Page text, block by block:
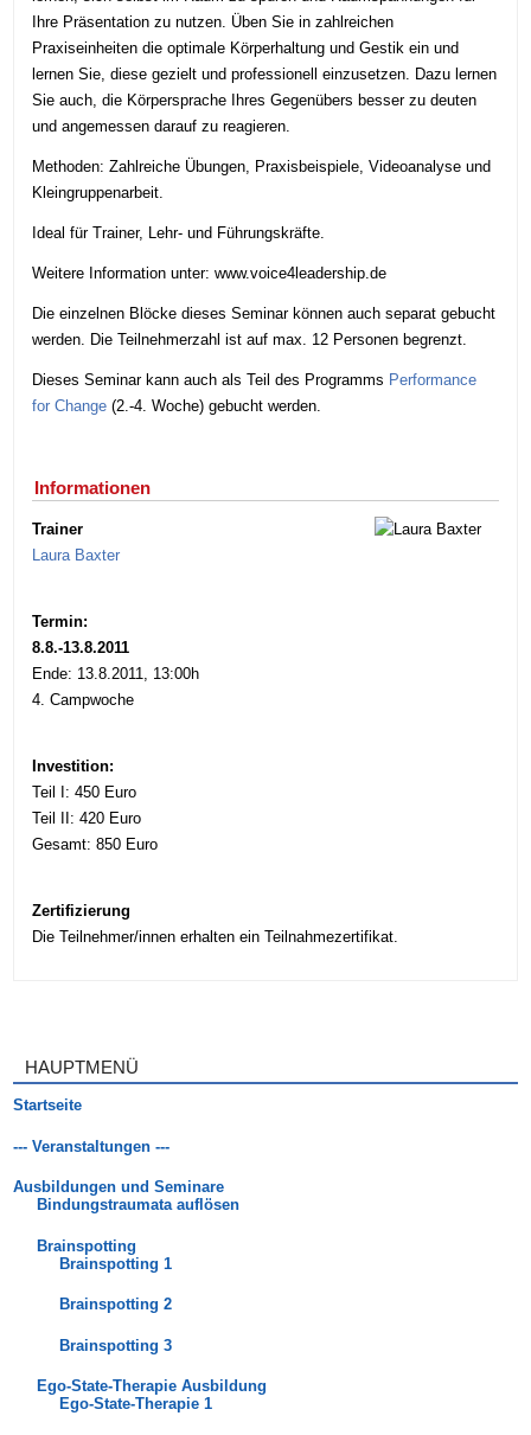
Ihre Präsentation zu nutzen. Üben Sie in zahlreichen
Praxiseinheiten die optimale Körperhaltung und Gestik ein und
lernen Sie, diese gezielt und professionell einzusetzen. Dazu lernen
Sie auch, die Körpersprache Ihres Gegenübers besser zu deuten
und angemessen darauf zu reagieren.
Methoden: Zahlreiche Übungen, Praxisbeispiele, Videoanalyse und
Kleingruppenarbeit.
Ideal für Trainer, Lehr- und Führungskräfte.
Weitere Information unter: www.voice4leadership.de
Die einzelnen Blöcke dieses Seminar können auch separat gebucht
werden. Die Teilnehmerzahl ist auf max. 12 Personen begrenzt.
Dieses Seminar kann auch als Teil des Programms Performance
for Change (2.-4. Woche) gebucht werden.
Informationen
Trainer
Laura Baxter
Termin:
8.8.-13.8.2011
Ende: 13.8.2011, 13:00h
4. Campwoche
Investition:
Teil I: 450 Euro
Teil II: 420 Euro
Gesamt: 850 Euro
Zertifizierung
Die Teilnehmer/innen erhalten ein Teilnahmezertifikat.
HAUPTMENÜ
Startseite
--- Veranstaltungen ---
Ausbildungen und Seminare
Bindungstraumata auflösen
Brainspotting
Brainspotting 1
Brainspotting 2
Brainspotting 3
Ego-State-Therapie Ausbildung
Ego-State-Therapie 1